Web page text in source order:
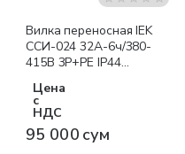
Вилка переносная IEK
ССИ-024 32А-6ч/380-
415В 3Р+РЕ IP44
Цена
с
НДС
95 000 сум